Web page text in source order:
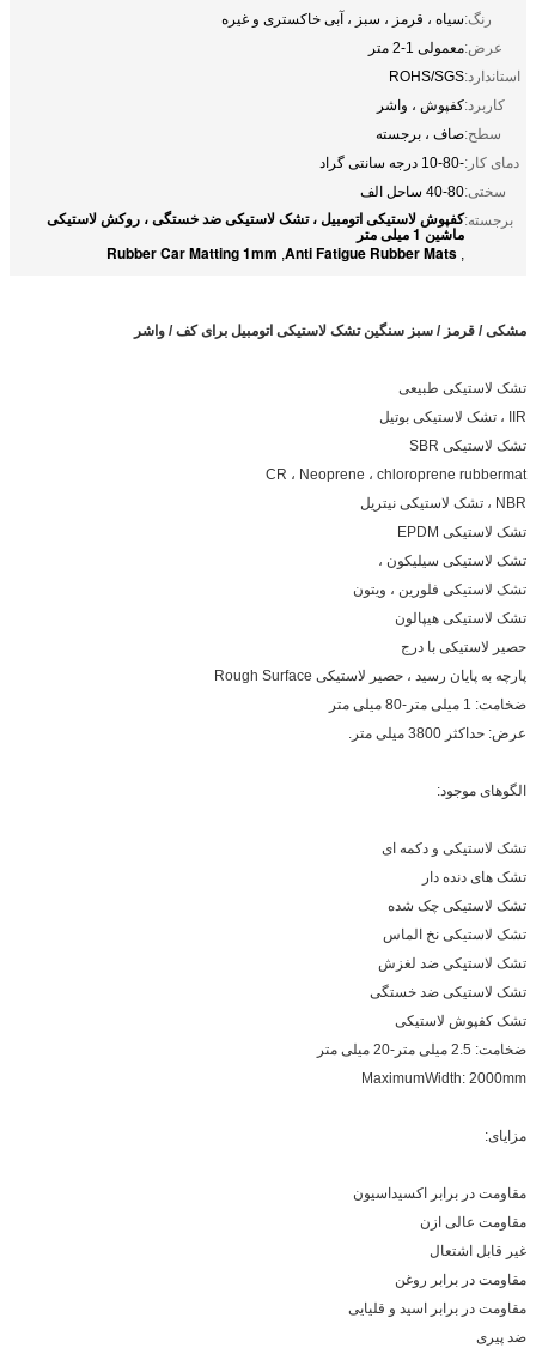
رنگ:سیاه ، قرمز ، سبز ، آبی خاکستری و غیره
عرض:معمولی 1-2 متر
استاندارد:ROHS/SGS
کاربرد:کفپوش ، واشر
سطح:صاف ، برجسته
دمای کار:-10-80 درجه سانتی گراد
سختی:40-80 ساحل الف
برجسته:کفپوش لاستیکی اتومبیل ، تشک لاستیکی ضد خستگی ، روکش لاستیکی
ماشین 1 میلی متر
,
Anti Fatigue Rubber Mats
,
Rubber Car Matting 1mm
مشکی / قرمز / سبز سنگین تشک لاستیکی اتومبیل برای کف / واشر
تشک لاستیکی طبیعی
IIR ، تشک لاستیکی بوتیل
تشک لاستیکی SBR
CR ، Neoprene ، chloroprene rubbermat
NBR ، تشک لاستیکی نیتریل
تشک لاستیکی EPDM
تشک لاستیکی سیلیکون ،
تشک لاستیکی فلورین ، ویتون
تشک لاستیکی هیپالون
حصیر لاستیکی با درج
پارچه به پایان رسید ، حصیر لاستیکی Rough Surface
ضخامت: 1 میلی متر-80 میلی متر
عرض: حداکثر 3800 میلی متر.
الگوهای موجود:
تشک لاستیکی و دکمه ای
تشک های دنده دار
تشک لاستیکی چک شده
تشک لاستیکی نخ الماس
تشک لاستیکی ضد لغزش
تشک لاستیکی ضد خستگی
تشک کفپوش لاستیکی
ضخامت: 2.5 میلی متر-20 میلی متر
MaximumWidth: 2000mm
مزایای:
مقاومت در برابر اکسیداسیون
مقاومت عالی ازن
غیر قابل اشتعال
مقاومت در برابر روغن
مقاومت در برابر اسید و قلیایی
ضد پیری